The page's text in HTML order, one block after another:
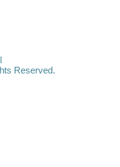
Reserved.